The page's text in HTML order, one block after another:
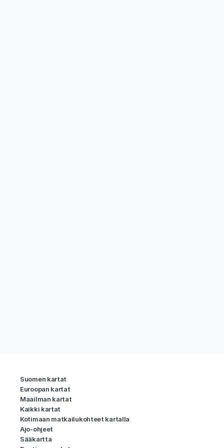
Suomen kartat
Euroopan kartat
Maailman kartat
Kaikki kartat
Kotimaan matkailukohteet kartalla
Ajo-ohjeet
Sääkartta